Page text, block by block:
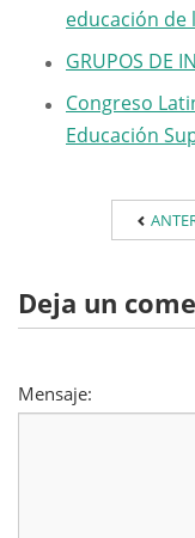
educación de
GRUPOS DE
Congreso
Educación
Deja un
Mensaje: